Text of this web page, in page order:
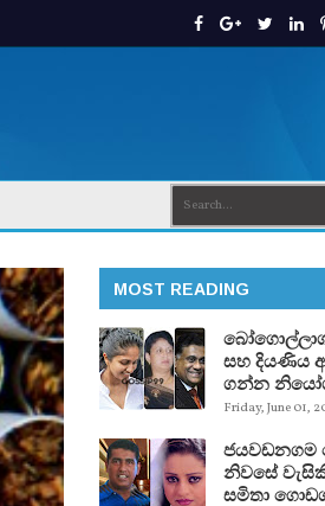
MOST READING
සහ දියණිය
ගන්න
Friday, June 01,
ජයවඩනගම
නිවසේ
සමිතා